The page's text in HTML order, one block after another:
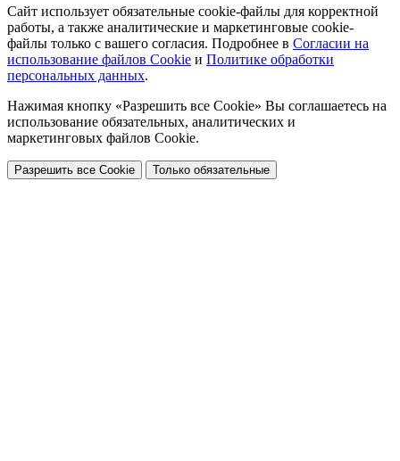
Сайт использует обязательные cookie-файлы для корректной
работы, а также аналитические и маркетинговые cookie-
файлы только с вашего согласия. Подробнее в Согласии на
использование файлов Cookie и Политике обработки
персональных данных.
Нажимая кнопку «Разрешить все Cookie» Вы соглашаетесь на
использование обязательных, аналитических и
маркетинговых файлов Cookie.
Разрешить все Cookie Только обязательные